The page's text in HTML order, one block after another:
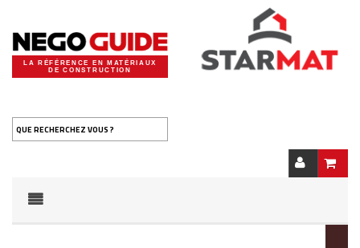
LA RÉFÉRENCE EN MATÉRIAUX
DE CONSTRUCTION
QUE RECHERCHEZ VOUS ?